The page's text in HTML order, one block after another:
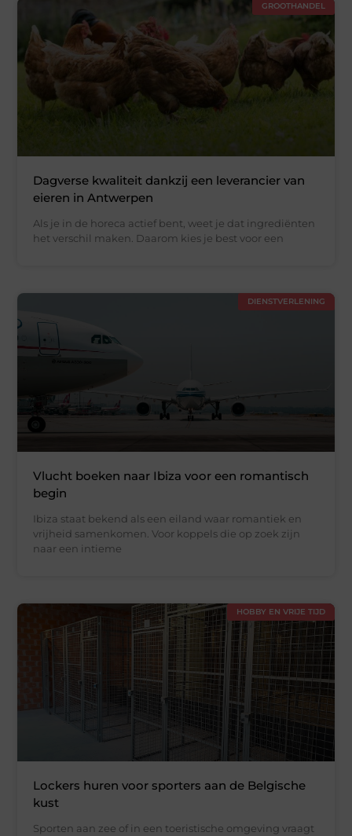
GROOTHANDEL
Dagverse kwaliteit dankzij een leverancier van
eieren in Antwerpen
Als je in de horeca actief bent, weet je dat ingrediënten
het verschil maken. Daarom kies je best voor een
DIENSTVERLENING
Vlucht boeken naar Ibiza voor een romantisch
begin
Ibiza staat bekend als een eiland waar romantiek en
vrijheid samenkomen. Voor koppels die op zoek zijn
naar een intieme
HOBBY EN VRIJE TIJD
Lockers huren voor sporters aan de Belgische
kust
Sporten aan zee of in een toeristische omgeving vraagt